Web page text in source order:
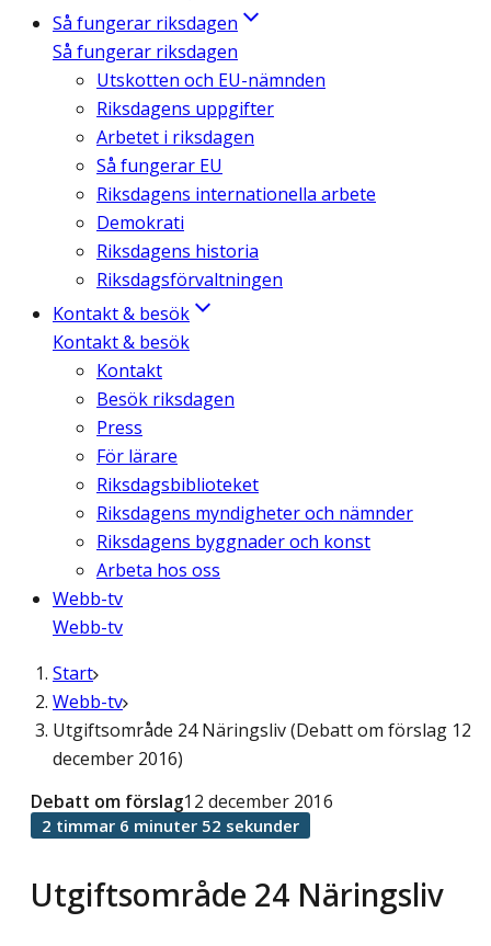
Så fungerar riksdagen
Så fungerar riksdagen
Utskotten och EU-nämnden
Riksdagens uppgifter
Arbetet i riksdagen
Så fungerar EU
Riksdagens internationella arbete
Demokrati
Riksdagens historia
Riksdagsförvaltningen
Kontakt & besök
Kontakt & besök
Kontakt
Besök riksdagen
Press
För lärare
Riksdagsbiblioteket
Riksdagens myndigheter och nämnder
Riksdagens byggnader och konst
Arbeta hos oss
Webb-tv
Webb-tv
Start
Webb-tv
Utgiftsområde 24 Näringsliv (Debatt om förslag 12
december 2016)
Utgiftsområde 24 Näringsliv
Debatt om förslag12 december 2016
2 timmar 6 minuter 52 sekunder